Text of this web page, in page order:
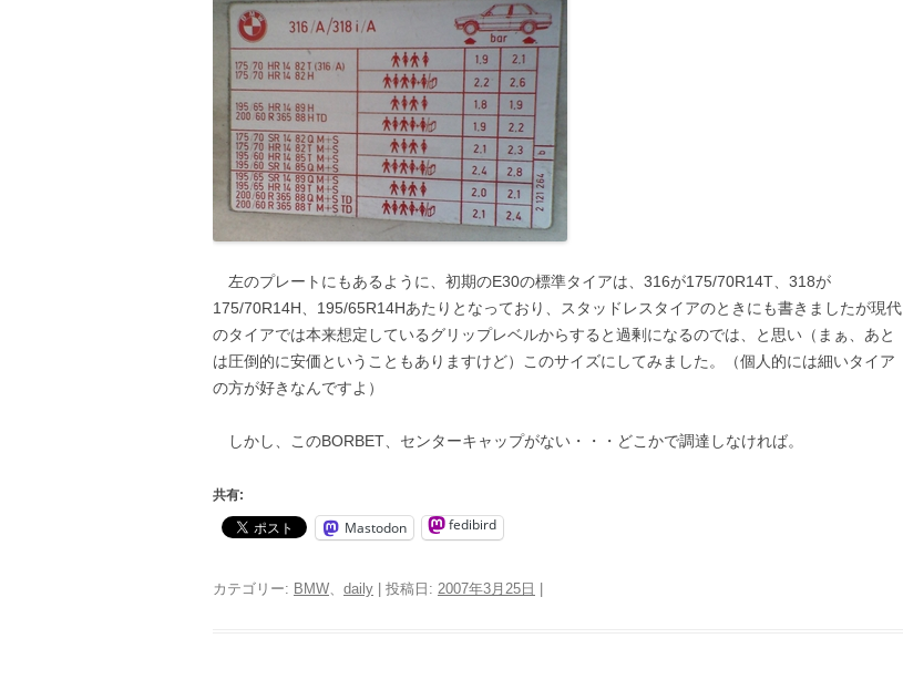
左のプレートにもあるように、初期のE30の標準タイアは、316が175/70R14T、318が
175/70R14H、195/65R14Hあたりとなっており、スタッドレスタイアのときにも書きましたが現代
のタイアでは本来想定しているグリップレベルからすると過剰になるのでは、と思い（まぁ、あと
は圧倒的に安価ということもありますけど）このサイズにしてみました。（個人的には細いタイア
の方が好きなんですよ）
しかし、このBORBET、センターキャップがない・・・どこかで調達しなければ。
共有:
Mastodon fedibird
カテゴリー: BMW daily | 投稿日: 2007年3月25日 |